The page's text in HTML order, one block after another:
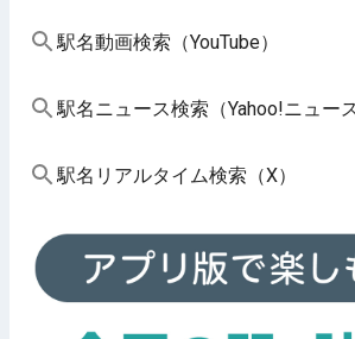
駅名動画検索（YouTube）
駅名ニュース検索（Yahoo!ニュース
駅名リアルタイム検索（X）